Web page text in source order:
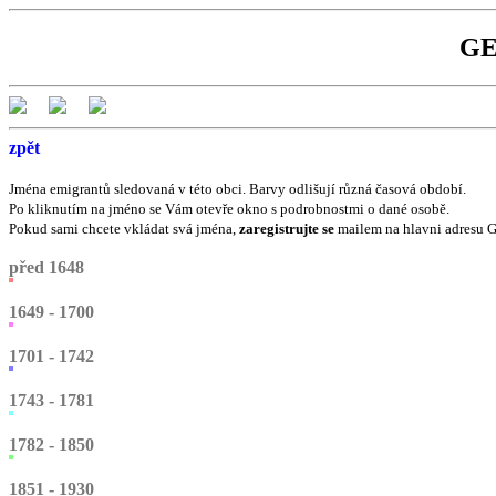
zpět
Jména emigrantů sledovaná v této obci. Barvy odlišují různá časová období.
Po kliknutím na jméno se Vám otevře okno s podrobnostmi o dané osobě.
Pokud sami chcete vkládat svá jména, zaregistrujte se mailem na hlavni adresu
před 1648
1649 - 1700
1701 - 1742
1743 - 1781
1782 - 1850
1851 - 1930